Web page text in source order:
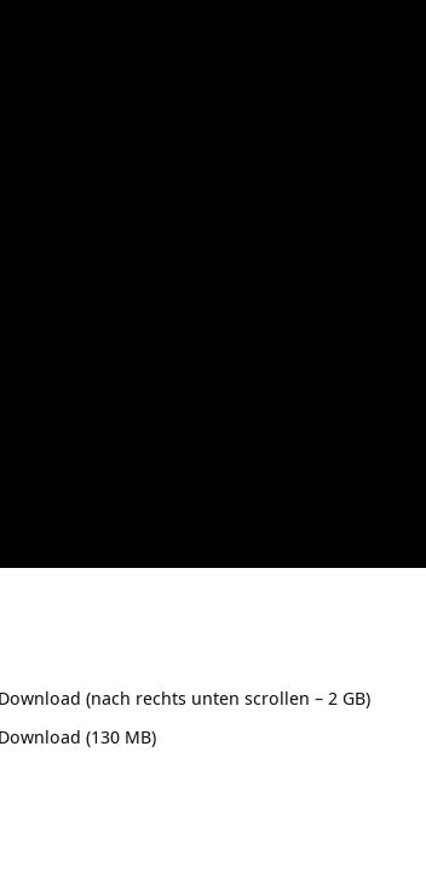
(nach rechts unten scrollen – 2 GB)
(130 MB)